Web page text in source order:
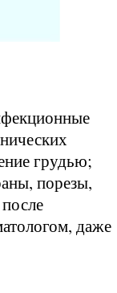
грудью;
порезы,
даже